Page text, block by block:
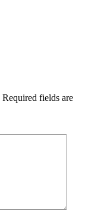
Required fields are